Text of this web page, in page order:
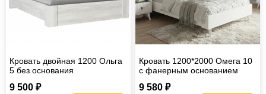
Кровать двойная 1200 Ольга
5 без основания
9 500 ₽
Кровать 1200*2000 Омега 10
с фанерным основанием
9 580 ₽